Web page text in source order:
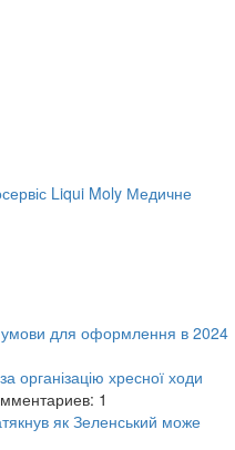
Liqui Moly Медичне
умови для оформлення в 2024
організацію хресної ходи
1
як Зеленський може